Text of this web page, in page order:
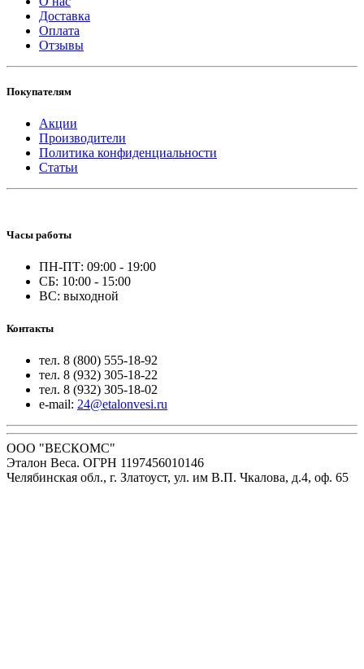
Доставка
Оплата
Отзывы
Покупателям
Акции
Производители
Политика конфиденциальности
Статьи
Часы работы
ПН-ПТ: 09:00 - 19:00
СБ: 10:00 - 15:00
ВС: выходной
Контакты
тел. 8 (800) 555-18-92
тел. 8 (932) 305-18-22
тел. 8 (932) 305-18-02
e-mail: 24@etalonvesi.ru
ООО "ВЕСКОМС"
Эталон Веса. ОГРН 1197456010146
Челябинская обл., г. Златоуст, ул. им В.П. Чкалова, д.4, оф. 65